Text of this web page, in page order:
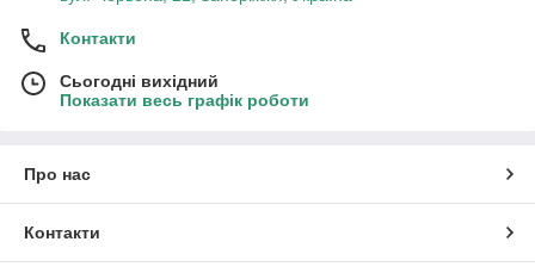
Контакти
Сьогодні вихідний
Показати весь графік роботи
Про нас
Контакти